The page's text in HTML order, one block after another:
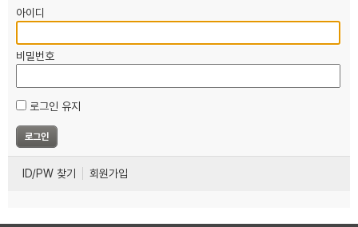
아이디
비밀번호
로그인 유지
ID/PW 찾기 회원가입
자료
부설기관
업무